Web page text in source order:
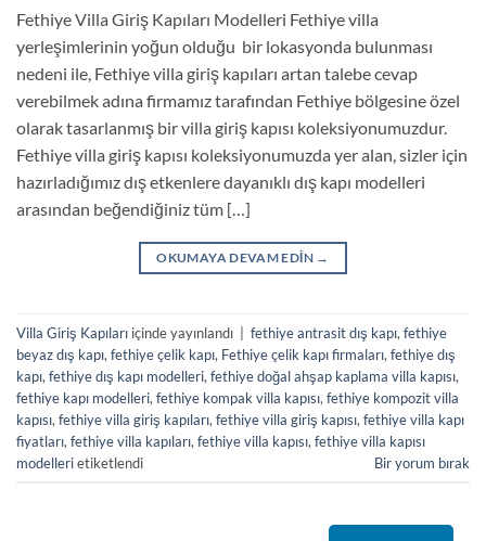
Fethiye Villa Giriş Kapıları Modelleri Fethiye villa
yerleşimlerinin yoğun olduğu bir lokasyonda bulunması
nedeni ile, Fethiye villa giriş kapıları artan talebe cevap
verebilmek adına firmamız tarafından Fethiye bölgesine özel
olarak tasarlanmış bir villa giriş kapısı koleksiyonumuzdur.
Fethiye villa giriş kapısı koleksiyonumuzda yer alan, sizler için
hazırladığımız dış etkenlere dayanıklı dış kapı modelleri
arasından beğendiğiniz tüm […]
OKUMAYA DEVAM EDIN →
Villa Giriş Kapıları içinde yayınlandı fethiye antrasit dış kapı, fethiye
beyaz dış kapı, fethiye çelik kapı, Fethiye çelik kapı firmaları, fethiye dış
kapı, fethiye dış kapı modelleri, fethiye doğal ahşap kaplama villa kapısı,
fethiye kapı modelleri, fethiye kompak villa kapısı, fethiye kompozit villa
kapısı, fethiye villa giriş kapıları, fethiye villa giriş kapısı, fethiye villa kapı
fiyatları, fethiye villa kapıları, fethiye villa kapısı, fethiye villa kapısı
modellerietiketlendi Bir yorum bırak